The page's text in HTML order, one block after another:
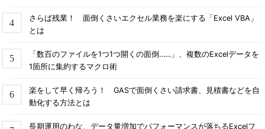
さらば残業！ 面倒くさいエクセル業務を楽にする「Excel VBA」
とは
「数百のファイルを1つ1つ開くの面倒……」、複数のExcelデータを
1箇所に集約するマクロ術
楽をして早く帰ろう！ GASで面倒くさい請求書、見積書などを自
動化する方法とは
長期運用のわな、データ量増加でパフォーマンスが落ちるExcelフ